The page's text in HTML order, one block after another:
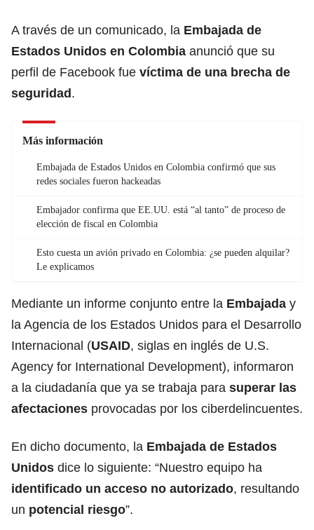
A través de un comunicado, la Embajada de
Estados Unidos en Colombia anunció que su
perfil de Facebook fue víctima de una brecha de
seguridad.
Más información
Embajada de Estados Unidos en Colombia confirmó que sus
redes sociales fueron hackeadas
Embajador confirma que EE.UU. está “al tanto” de proceso de
elección de fiscal en Colombia
Esto cuesta un avión privado en Colombia: ¿se pueden alquilar?
Le explicamos
Mediante un informe conjunto entre la Embajada y
la Agencia de los Estados Unidos para el Desarrollo
Internacional (USAID, siglas en inglés de U.S.
Agency for International Development), informaron
a la ciudadanía que ya se trabaja para superar las
afectaciones provocadas por los ciberdelincuentes.
En dicho documento, la Embajada de Estados
Unidos dice lo siguiente: “Nuestro equipo ha
identificado un acceso no autorizado, resultando
un potencial riesgo”.